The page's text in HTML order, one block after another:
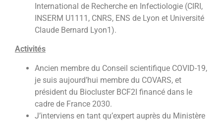
International de Recherche en Infectiologie (CIRI,
INSERM U1111, CNRS, ENS de Lyon et Université
Claude Bernard Lyon1).
Activités
Ancien membre du Conseil scientifique COVID-19,
je suis aujourd’hui membre du COVARS, et
président du Biocluster BCF2I financé dans le
cadre de France 2030.
J’interviens en tant qu’expert auprès du Ministère